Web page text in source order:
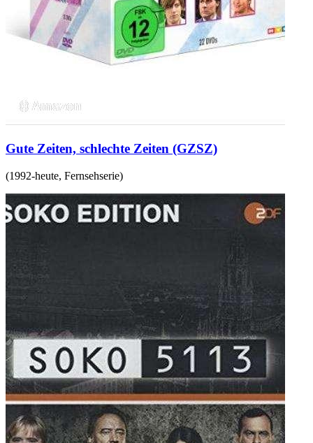
Gute Zeiten, schlechte Zeiten (GZSZ)
(1992-heute, Fernsehserie)